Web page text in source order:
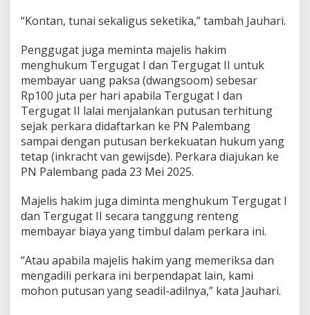
“Kontan, tunai sekaligus seketika,” tambah Jauhari.
Penggugat juga meminta majelis hakim
menghukum Tergugat I dan Tergugat II untuk
membayar uang paksa (dwangsoom) sebesar
Rp100 juta per hari apabila Tergugat I dan
Tergugat II lalai menjalankan putusan terhitung
sejak perkara didaftarkan ke PN Palembang
sampai dengan putusan berkekuatan hukum yang
tetap (inkracht van gewijsde). Perkara diajukan ke
PN Palembang pada 23 Mei 2025.
Majelis hakim juga diminta menghukum Tergugat I
dan Tergugat II secara tanggung renteng
membayar biaya yang timbul dalam perkara ini.
“Atau apabila majelis hakim yang memeriksa dan
mengadili perkara ini berpendapat lain, kami
mohon putusan yang seadil-adilnya,” kata Jauhari.